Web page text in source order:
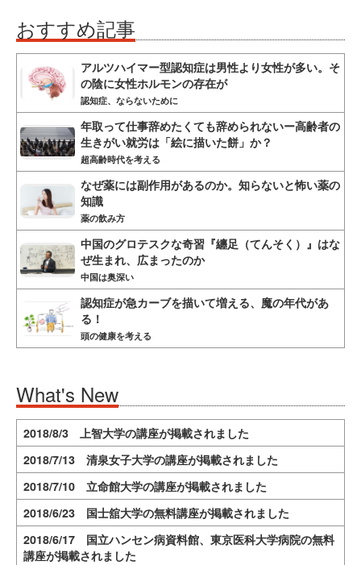
おすすめ記事
アルツハイマー型認知症は男性より女性が多い。そ
の陰に女性ホルモンの存在が
認知症、ならないために
年取って仕事辞めたくても辞められないー高齢者の
生きがい就労は「絵に描いた餅」か？
超高齢時代を考える
なぜ薬には副作用があるのか。知らないと怖い薬の
知識
薬の飲み方
中国のグロテスクな奇習『纏足（てんそく）』はな
ぜ生まれ、広まったのか
中国は奥深い
認知症が急カーブを描いて増える、魔の年代があ
る！
頭の健康を考える
What's New
2018/8/3 上智大学の講座が掲載されました
2018/7/13 清泉女子大学の講座が掲載されました
2018/7/10 立命館大学の講座が掲載されました
2018/6/23 国士舘大学の無料講座が掲載されました
2018/6/17 国立ハンセン病資料館、東京医科大学病院の無料
講座が掲載されました